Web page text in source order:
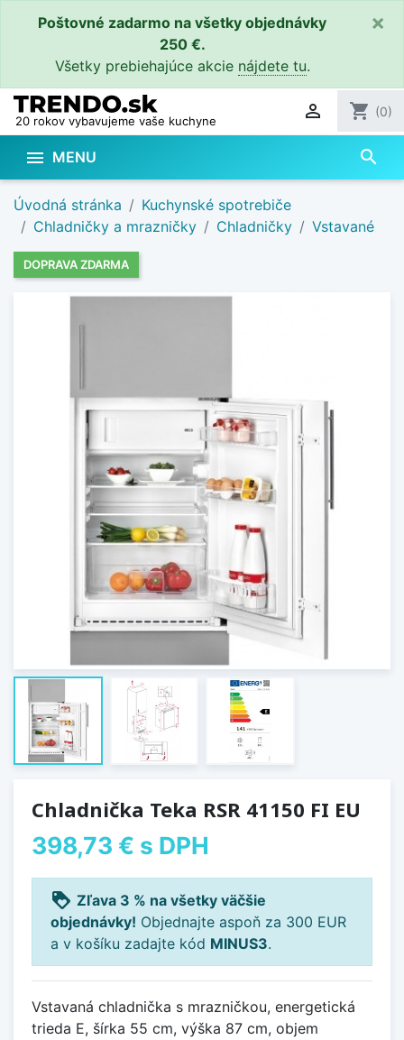
Poštovné zadarmo na všetky objednávky
250 €.
Všetky prebiehajúce akcie nájdete tu.
×
20 rokov vybavujeme vaše kuchyne  shopping_cart (0)
 MENU search
Úvodná stránka
Kuchynské spotrebiče
Chladničky a mrazničky
Chladničky Vstavané
DOPRAVA ZDARMA
Chladnička Teka RSR 41150 FI EU
398,73 € s DPH
loyalty Zľava 3 % na všetky väčšie
objednávky! Objednajte aspoň za 300 EUR
a v košíku zadajte kód MINUS3.
Vstavaná chladnička s mrazničkou, energetická
trieda E, šírka 55 cm, výška 87 cm, objem